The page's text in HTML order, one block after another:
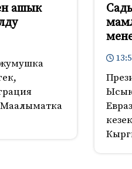
ашык